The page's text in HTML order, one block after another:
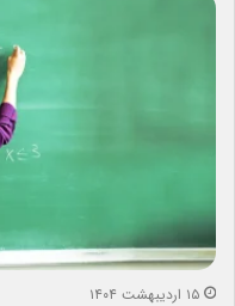
۱۵ اردیبهشت ۱۴۰۴